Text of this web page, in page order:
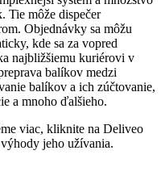
Tie môže dispečer
Objednávky sa môžu
kde sa za vopred
najbližšiemu kuriérovi v
balíkov medzi
balíkov a ich zúčtovanie,
a mnoho ďalšieho.
viac, kliknite na Deliveo
jeho užívania.